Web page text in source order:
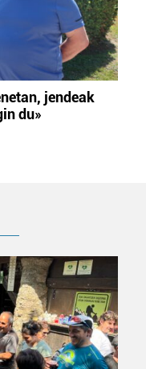
jendeak
du»